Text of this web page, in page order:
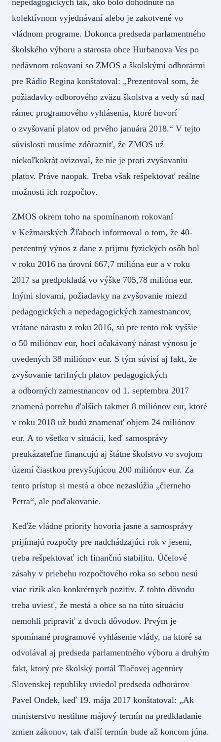
nepedagogických tak, ako bolo dohodnuté na
kolektívnom vyjednávaní alebo je zakotvené vo
vládnom programe. Dokonca predseda parlamentného
školského výboru a starosta obce Hurbanova Ves po
nedávnom rokovaní so ZMOS a školskými odborármi
pre Rádio Regina konštatoval: „Prezentoval som, že
požiadavky odborového zväzu školstva a vedy sú nad
rámec programového vyhlásenia, ktoré hovorí
o zvyšovaní platov od prvého januára 2018.“ V tejto
súvislosti musíme zdôrazniť, že ZMOS už
niekoľkokrát avizoval, že nie je proti zvyšovaniu
platov. Práve naopak. Treba však rešpektovať reálne
možnosti ich rozpočtov.
ZMOS okrem toho na spomínanom rokovaní
v Kežmarských Žľaboch informoval o tom, že 40-
percentný výnos z dane z príjmu fyzických osôb bol
v roku 2016 na úrovni 667,7 milióna eur a v roku
2017 sa predpokladá vo výške 705,78 milióna eur.
Inými slovami, požiadavky na zvyšovanie miezd
pedagogických a nepedagogických zamestnancov,
vrátane nárastu z roku 2016, sú pre tento rok vyššie
o 50 miliónov eur, hoci očakávaný nárast výnosu je
uvedených 38 miliónov eur. S tým súvisí aj fakt, že
zvyšovanie tarifných platov pedagogických
a odborných zamestnancov od 1. septembra 2017
znamená potrebu ďalších takmer 8 miliónov eur, ktoré
v roku 2018 už budú znamenať objem 24 miliónov
eur. A to všetko v situácii, keď samosprávy
preukázateľne financujú aj štátne školstvo vo svojom
území čiastkou prevyšujúcou 200 miliónov eur. Za
tento prístup si mestá a obce nezaslúžia „čierneho
Petra“, ale poďakovanie.
Keďže vládne priority hovoria jasne a samosprávy
prijímajú rozpočty pre nadchádzajúci rok v jeseni,
treba rešpektovať ich finančnú stabilitu. Účelové
zásahy v priebehu rozpočtového roka so sebou nesú
viac rizík ako konkrétnych pozitív. Z tohto dôvodu
treba uviesť, že mestá a obce sa na túto situáciu
nemohli pripraviť z dvoch dôvodov. Prvým je
spomínané programové vyhlásenie vlády, na ktoré sa
odvolával aj predseda parlamentného výboru a druhým
fakt, ktorý pre školský portál Tlačovej agentúry
Slovenskej republiky uviedol predseda odborárov
Pavel Ondek, keď 19. mája 2017 konštatoval: „Ak
ministerstvo nestihne májový termín na predkladanie
zmien zákonov, tak ďalší termín bude až koncom júna.